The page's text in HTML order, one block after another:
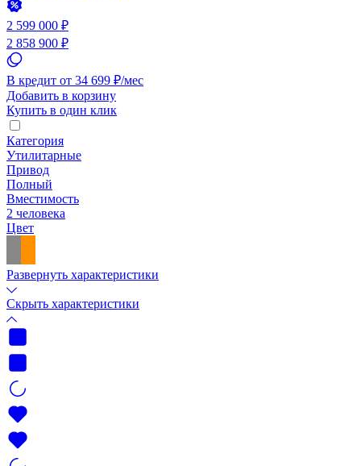
2 599 000 ₽
2 858 900 ₽
В кредит от 34 699 ₽/мес
Добавить в корзину
Купить в один клик
Категория
Утилитарные
Привод
Полный
Вместимость
2 человека
Цвет
Развернуть характеристики
Скрыть характеристики